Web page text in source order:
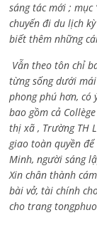
sáng tác mới ;
chuyến đi du lịch
biết thêm những
Vẫn theo tôn chỉ
từng sống dưới
phong phú hơn, có
bao gồm cả
thị xã , Trường TH
giao toàn quyền
Minh, người sáng
Xin chân thành
bài vở, tài chính
cho trang